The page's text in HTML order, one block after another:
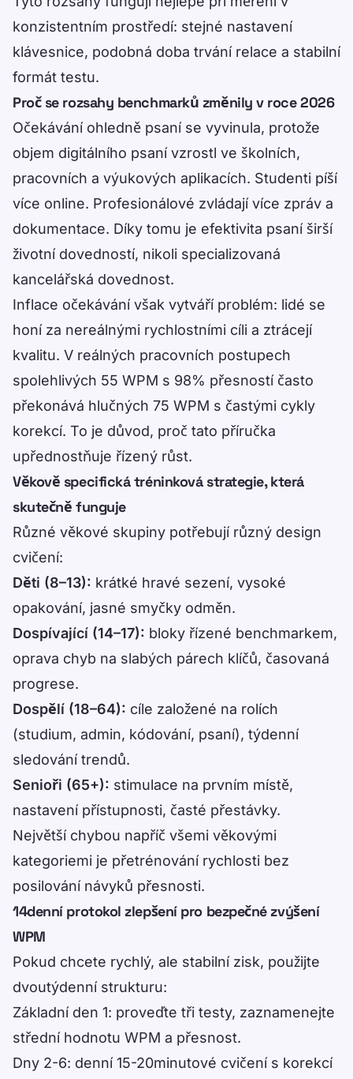
konzistentním prostředí: stejné nastavení
klávesnice, podobná doba trvání relace a stabilní
formát testu.
Proč se rozsahy benchmarků změnily v roce 2026
Očekávání ohledně psaní se vyvinula, protože
objem digitálního psaní vzrostl ve školních,
pracovních a výukových aplikacích. Studenti píší
více online. Profesionálové zvládají více zpráv a
dokumentace. Díky tomu je efektivita psaní širší
životní dovedností, nikoli specializovaná
kancelářská dovednost.
Inflace očekávání však vytváří problém: lidé se
honí za nereálnými rychlostními cíli a ztrácejí
kvalitu. V reálných pracovních postupech
spolehlivých 55 WPM s 98% přesností často
překonává hlučných 75 WPM s častými cykly
korekcí. To je důvod, proč tato příručka
upřednostňuje řízený růst.
Věkově specifická tréninková strategie, která
skutečně funguje
Různé věkové skupiny potřebují různý design
cvičení:
Děti (8–13): krátké hravé sezení, vysoké
opakování, jasné smyčky odměn.
Dospívající (14–17): bloky řízené benchmarkem,
oprava chyb na slabých párech klíčů, časovaná
progrese.
Dospělí (18–64): cíle založené na rolích
(studium, admin, kódování, psaní), týdenní
sledování trendů.
Senioři (65+): stimulace na prvním místě,
nastavení přístupnosti, časté přestávky.
Největší chybou napříč všemi věkovými
kategoriemi je přetrénování rychlosti bez
posilování návyků přesnosti.
14denní protokol zlepšení pro bezpečné zvýšení
WPM
Pokud chcete rychlý, ale stabilní zisk, použijte
dvoutýdenní strukturu:
Základní den 1: proveďte tři testy, zaznamenejte
střední hodnotu WPM a přesnost.
Dny 2-6: denní 15-20minutové cvičení s korekcí